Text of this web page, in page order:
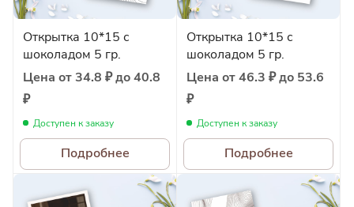
Открытка 10*15 с
шоколадом 5 гр.
Цена от 34.8 ₽ до 40.8
₽
Доступен к заказу
Подробнее
Открытка 10*15 с
шоколадом 5 гр.
Цена от 46.3 ₽ до 53.6
₽
Доступен к заказу
Подробнее